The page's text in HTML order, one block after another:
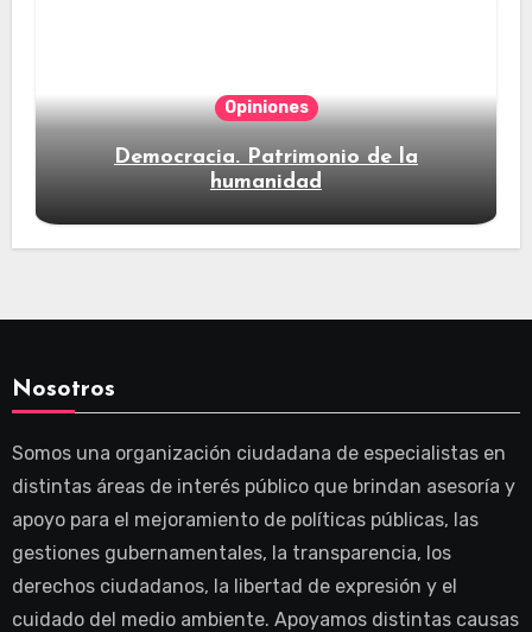
Opiniones
Democracia. Patrimonio de la
humanidad
Nosotros
Somos una organización ciudadana de especialistas en
distintas áreas de interés público que brindan asesoría y
apoyo para el mejoramiento de políticas públicas, las
gestiones gubernamentales, la transparencia, los
derechos ciudadanos, la libertad de expresión y el
cuidado del medio ambiente. Apoyamos distintas causas